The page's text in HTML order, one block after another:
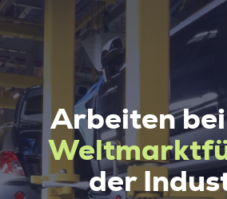
Arbeiten
der